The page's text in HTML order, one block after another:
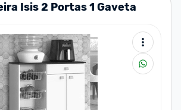
Isis 2 Portas 1 Gaveta